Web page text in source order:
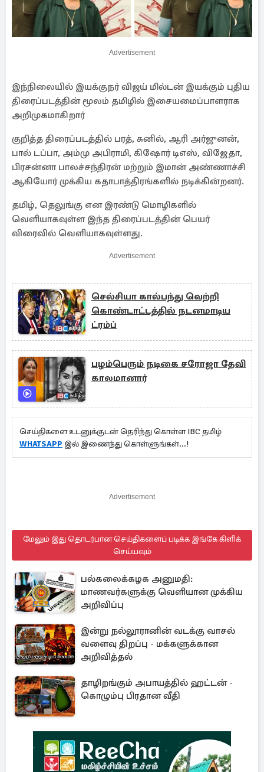
Advertisement
இந்நிலையில் இயக்குநர் விஜய் மில்டன் இயக்கும் புதிய
திரைப்படத்தின் மூலம் தமிழில் இசையமைப்பாளராக
அறிமுகமாகிறார்
குறித்த திரைப்படத்தில் பரத், சுனில், ஆரி அர்ஜுனன்,
பால் டப்பா, அம்மு அபிராமி, கிஷோர் டிஎஸ், விஜேதா,
பிரசன்னா பாலச்சந்திரன் மற்றும் இமான் அண்ணாச்சி
ஆகியோர் முக்கிய கதாபாத்திரங்களில் நடிக்கின்றனர்.
தமிழ், தெலுங்கு என இரண்டு மொழிகளில்
வெளியாகவுள்ள இந்த திரைப்படத்தின் பெயர்
விரைவில் வெளியாகவுள்ளது.
Advertisement
செல்சியா கால்பந்து வெற்றி
கொண்டாட்டத்தில் நடனமாடிய
ட்ரம்ப்
பழம்பெரும் நடிகை சரோஜா தேவி
காலமானார்
செய்திகளை உடனுக்குடன் தெரிந்து கொள்ள IBC தமிழ்
WHATSAPP இல் இணைந்து கொள்ளுங்கள்...!
Advertisement
மேலும் இது தொடர்பான செய்திகளைப் படிக்க இங்கே கிளிக்
செய்யவும்
பல்கலைக்கழக அனுமதி:
மாணவர்களுக்கு வெளியான முக்கிய
அறிவிப்பு
இன்று நல்லூரானின் வடக்கு வாசல்
வளைவு திறப்பு - மக்களுக்கான
அறிவித்தல்
தாழிறங்கும் அபாயத்தில் ஹட்டன் -
கொழும்பு பிரதான வீதி